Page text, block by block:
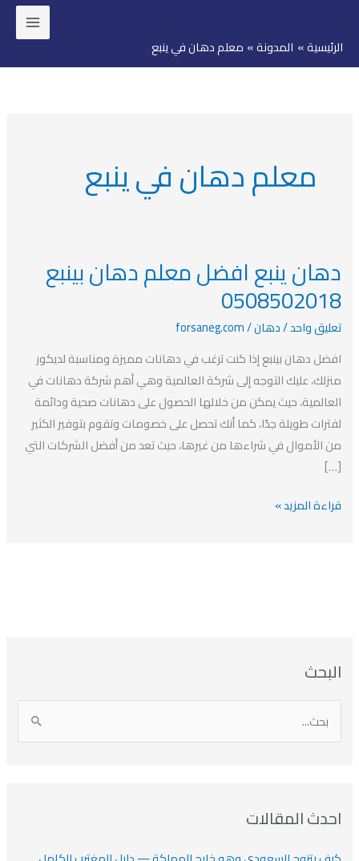
المحتوى
الرئيسية المدونة معلم دهان في ينبع
معلم دهان في ينبع
دهان ينبع افضل معلم دهان بينبع
0508502018
تعليق واحد/دهان/
forsaneg.com
افضل دهان بينبع إذا كنت ترغب في دهانات مميزة ومناسبة لديكور
منزلك، عليك التوجه إلى شركة العالمية وهي أهم شركة دهانات في
العالمية، حيث يمكن من خلالها الحصول على دهانات صحية ودائمة
لفترات طويلة جدًا، كما أنك تحصل على خصومات وتقوم بتوفير الكثير
من الأموال في شراءها من غيرها، حيث تعد من أفضل الشركات التي
[…]
دهان
ينبع
افضل
معلم
دهان
بينبع
0508502018
قراءة المزيد »
البحث
ل
ث
احدث المقالات
ل
ش
ص
ف
ل
ش
ل
ن
ا